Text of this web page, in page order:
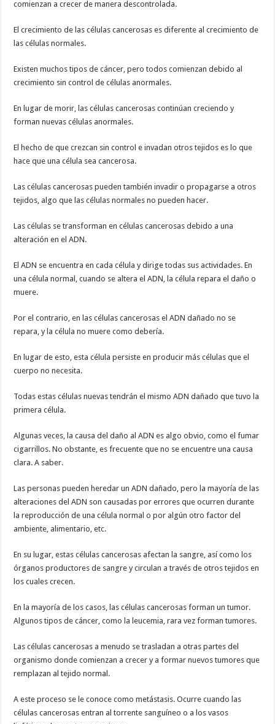
comienzan a crecer de manera descontrolada.
El crecimiento de las células cancerosas es diferente al crecimiento de
las células normales.
Existen muchos tipos de cáncer, pero todos comienzan debido al
crecimiento sin control de células anormales.
En lugar de morir, las células cancerosas continúan creciendo y
forman nuevas células anormales.
El hecho de que crezcan sin control e invadan otros tejidos es lo que
hace que una célula sea cancerosa.
Las células cancerosas pueden también invadir o propagarse a otros
tejidos, algo que las células normales no pueden hacer.
Las células se transforman en células cancerosas debido a una
alteración en el ADN.
El ADN se encuentra en cada célula y dirige todas sus actividades. En
una célula normal, cuando se altera el ADN, la célula repara el daño o
muere.
Por el contrario, en las células cancerosas el ADN dañado no se
repara, y la célula no muere como debería.
En lugar de esto, esta célula persiste en producir más células que el
cuerpo no necesita.
Todas estas células nuevas tendrán el mismo ADN dañado que tuvo la
primera célula.
Algunas veces, la causa del daño al ADN es algo obvio, como el fumar
cigarrillos. No obstante, es frecuente que no se encuentre una causa
clara. A saber.
Las personas pueden heredar un ADN dañado, pero la mayoría de las
alteraciones del ADN son causadas por errores que ocurren durante
la reproducción de una célula normal o por algún otro factor del
ambiente, alimentario, etc.
En su lugar, estas células cancerosas afectan la sangre, así como los
órganos productores de sangre y circulan a través de otros tejidos en
los cuales crecen.
En la mayoría de los casos, las células cancerosas forman un tumor.
Algunos tipos de cáncer, como la leucemia, rara vez forman tumores.
Las células cancerosas a menudo se trasladan a otras partes del
organismo donde comienzan a crecer y a formar nuevos tumores que
remplazan al tejido normal.
A este proceso se le conoce como metástasis. Ocurre cuando las
células cancerosas entran al torrente sanguíneo o a los vasos